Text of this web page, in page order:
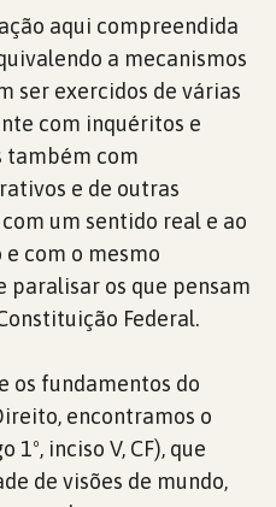
aqui compreendida
a mecanismos
ser exercidos de várias
com inquéritos e
também com
e de outras
um sentido real e ao
com o mesmo
paralisar os que pensam
Federal.
os fundamentos do
encontramos o
inciso V, CF), que
de visões de mundo,